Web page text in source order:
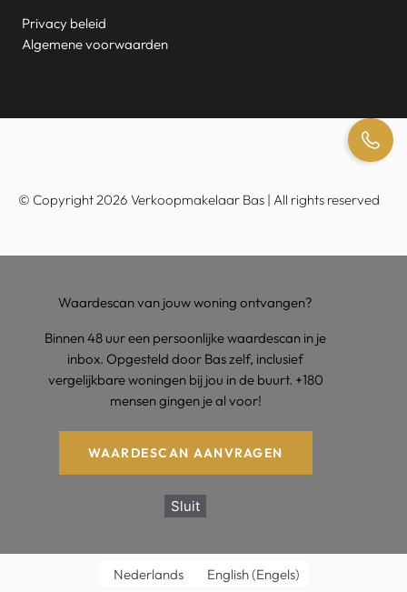
Privacy beleid
Algemene voorwaarden
© Copyright 2026 Verkoopmakelaar Bas | All rights reserved
Waardescan van jouw woning ontvangen?
Binnen 48 uur een persoonlijke waardescan in je
inbox. Opgesteld door Bas zelf, inclusief
vergelijkbare woningen bij jou in de buurt. +180
mensen gingen je al voor!
WAARDESCAN AANVRAGEN
Sluit
Nederlands English(Engels)